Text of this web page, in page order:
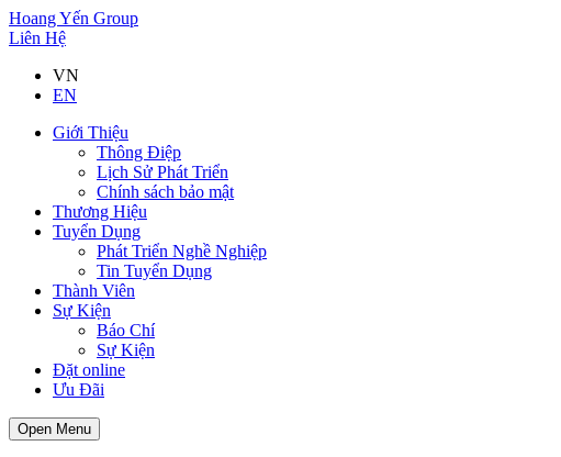
Hoang Yến Group
Liên Hệ
VN
EN
Giới Thiệu
Thông Điệp
Lịch Sử Phát Triển
Chính sách bảo mật
Thương Hiệu
Tuyển Dụng
Phát Triển Nghề Nghiệp
Tin Tuyển Dụng
Thành Viên
Sự Kiện
Báo Chí
Sự Kiện
Đặt online
Ưu Đãi
Open Menu